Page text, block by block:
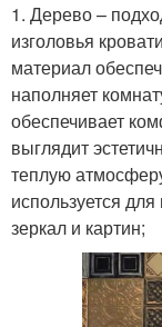
1. Дерево –
изголовья
материал
наполняет
обеспечивает
выглядит
теплую
используется
зеркал и картин;